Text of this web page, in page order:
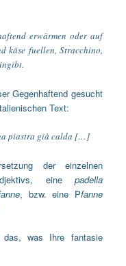
erwärmen oder auf
käse fuellen, Stracchino,
Gegenhaftend gesucht
Text:
piastra già calda […]
der einzelnen
eine padella
, bzw. eine Pfanne
was Ihre fantasie